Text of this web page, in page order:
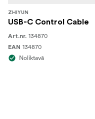
ZHIYUN
USB-C Control Cable
Art.nr. 134870
EAN 134870
Noliktavā